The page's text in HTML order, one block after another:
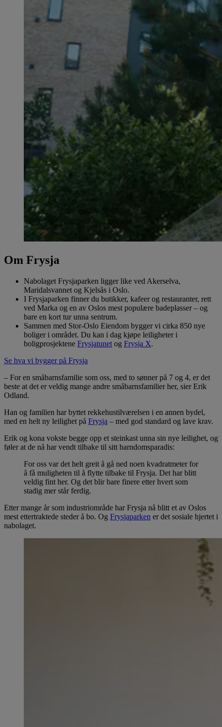
Om Frysja
Nabolaget Frysjaparken ligger like ved Akerselva,
Maridalsvannet og Kjelsås i Oslo.
I Frysjaparken finner du butikker, kafeer og restauranter, rett
ved Marka og en av Oslos mest populære badeplasser – og
bare en kort tur unna sentrum.
Sammen med Stor-Oslo Eiendom bygger vi cirka 850 nye
boliger i området. Du kan i dag kjøpe leiligheter i
boligprosjektene Frysjatunet og Frysja X.
Se hva vi bygger på Frysja
– For en småbarnsfamilie som oss, med to sønner på 7 og 4, er det
beste at det er veldig mange andre småbarnsfamilier her, sier Erik
Odland.
Han og familien har byttet rekkehustilværelsen i en annen bydel,
med en helt ny leilighet på Frysja – med god standard og lave krav.
Erik og kona vokste begge opp et steinkast unna sin nye leilighet, og
føler at de nå har vendt tilbake til sitt barndomsparadis:
For oss var det helt greit å gå ned noen kvadratmeter for
å få muligheten til å flytte tilbake til Frysja. Det har blitt
veldig fint her. Og det blir bare finere etter hvert som
stadig mer står ferdig.
Etter mange år som industriområde har Frysja nå blitt et av Oslos
mest ettertraktede steder å bo. Og Frysjaparken er det sosiale hjertet i
nabolaget.